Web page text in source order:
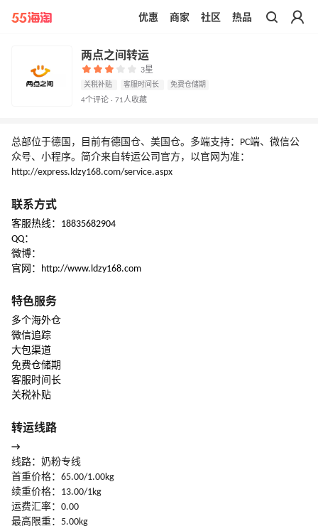
带你去官网买正品
优惠 商家 社区 热品
两点之间转运
3星
关税补贴 客服时间长
免费仓储期
4个评论 · 71人收藏
总部位于德国，目前有德国仓、美国仓。多端支持：PC端、微信公
众号、小程序。简介来自转运公司官方，以官网为准：
http://express.ldzy168.com/service.aspx
联系方式
客服热线：18835682904
QQ：
微博：
官网：http://www.ldzy168.com
特色服务
多个海外仓
微信追踪
大包渠道
免费仓储期
客服时间长
关税补贴
转运线路
→
线路：奶粉专线
首重价格：65.00/1.00kg
续重价格：13.00/1kg
运费汇率：0.00
最高限重：5.00kg